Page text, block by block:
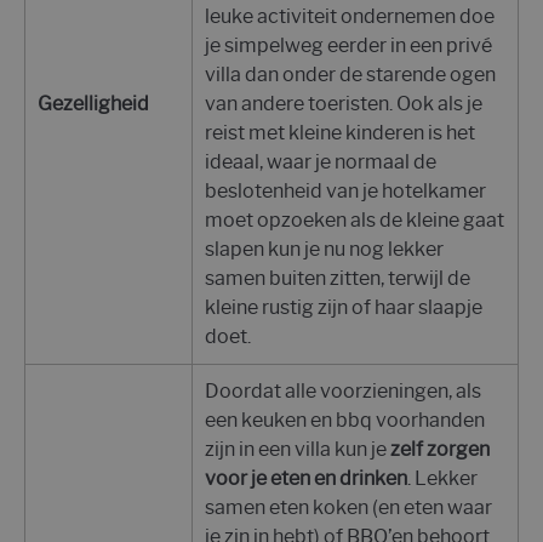
Gezelligheid
leuke activiteit ondernemen doe
je simpelweg eerder in een privé
villa dan onder de starende ogen
van andere toeristen. Ook als je
reist met kleine kinderen is het
ideaal, waar je normaal de
beslotenheid van je hotelkamer
moet opzoeken als de kleine gaat
slapen kun je nu nog lekker
samen buiten zitten, terwijl de
kleine rustig zijn of haar slaapje
doet.
Doordat alle voorzieningen, als
een keuken en bbq voorhanden
zijn in een villa kun jezelf zorgen
voor je eten en drinken. Lekker
samen eten koken (en eten waar
je zin in hebt) of BBQ’en behoort